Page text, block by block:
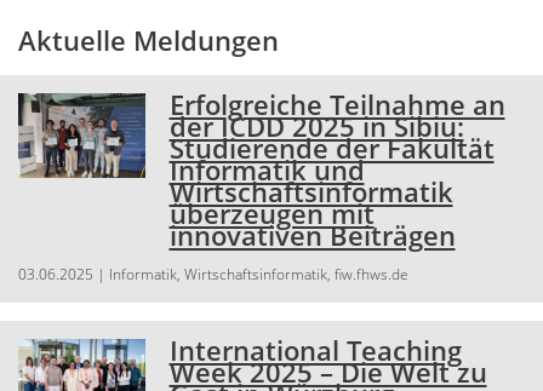
Aktuelle Meldungen
Erfolgreiche Teilnahme an
der ICDD 2025 in Sibiu:
Studierende der Fakultät
Informatik und
Wirtschaftsinformatik
überzeugen mit
innovativen Beiträgen
03.06.2025 | Informatik, Wirtschaftsinformatik, fiw.fhws.de
International Teaching
Week 2025 – Die Welt zu